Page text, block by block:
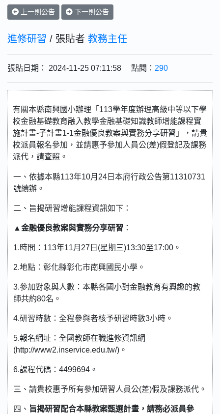
上一則公告 下一則公告
進修研習 / 張貼者 教務主任
張貼日期： 2024-11-25 07:11:58 點閱： 290
有關本縣南興國小辦理「113學年度辦理高級中等以下學
校金融基礎教育融入教學金融基礎知識教師增能課程實
施計畫-子計畫1-1金融優良教案與實務分享研習」，請貴
校派員報名參加，並請惠予參加人員公(差)假登記及課務
派代，請查照。
一、依據本縣113年10月24日本府行政公告第11310731
號續辦。
二、旨揭研習增能課程資訊如下：
▲ 金融優良教案與實務分享研習 ：
1.時間：113年11月27日(星期三)13:30至17:00。
2.地點：彰化縣彰化市南興國民小學。
3.參加對象與人數：本縣各國小對金融教育有興趣的教
師共約80名。
4.研習時數：全程參與者核予研習時數3小時。
5.報名網址：全國教師在職進修資訊網
(http://www2.inservice.edu.tw/)。
6.課程代碼：4499694。
三、請貴校惠予所有參加研習人員公(差)假及課務派代。
四、 旨揭研習配合本縣教案甄選計畫，請務必派員參